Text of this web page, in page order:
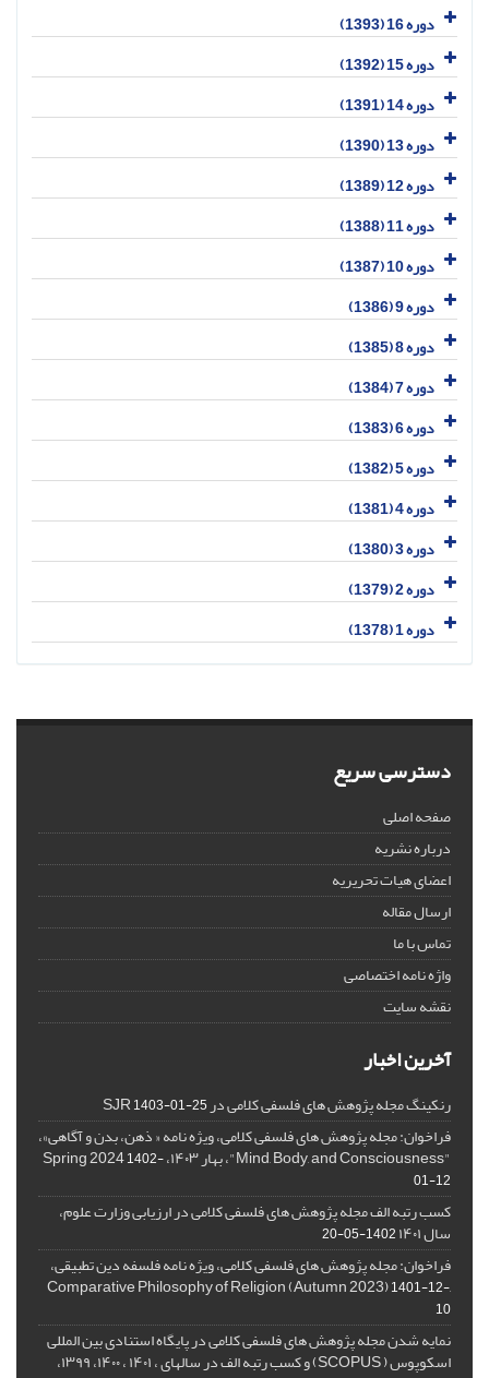
دوره 16 (1393)
دوره 15 (1392)
دوره 14 (1391)
دوره 13 (1390)
دوره 12 (1389)
دوره 11 (1388)
دوره 10 (1387)
دوره 9 (1386)
دوره 8 (1385)
دوره 7 (1384)
دوره 6 (1383)
دوره 5 (1382)
دوره 4 (1381)
دوره 3 (1380)
دوره 2 (1379)
دوره 1 (1378)
دسترسی سریع
صفحه اصلی
درباره نشریه
اعضای هیات تحریریه
ارسال مقاله
تماس با ما
واژه نامه اختصاصی
نقشه سایت
آخرین اخبار
رنکینگ مجله پژوهش های فلسفی کلامی در SJR1403-01-25
فراخوان: مجله پژوهش های فلسفی کلامی، ویژه نامه « ذهن، بدن و آگاهی»،
"Mind, Body, and Consciousness"، بهار ۱۴۰۳، Spring 2024
1402-
01-12
کسب رتبه الف مجله پژوهش های فلسفی کلامی در ارزیابی وزارت علوم،
سال ۱۴۰۱ 1402-05-20
فراخوان: مجله پژوهش های فلسفی کلامی، ویژه نامه فلسفه دین تطبیقی،
,Comparative Philosophy of Religion (Autumn 2023)
1401-12-
10
نمایه شدن مجله پژوهش های فلسفی کلامی در پایگاه استنادی بین المللی
اسکوپوس ( SCOPUS) و کسب رتبه الف در سالهای ، ۱۴۰۱ ، ۱۴۰۰، ۱۳۹۹،